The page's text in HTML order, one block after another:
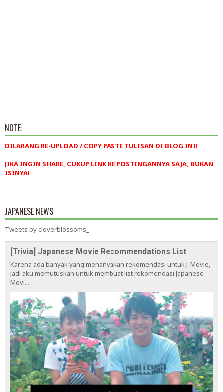
NOTE:
DILARANG RE-UPLOAD / COPY PASTE TULISAN DI BLOG INI!
JIKA INGIN SHARE, CUKUP LINK KE POSTINGANNYA SAJA, BUKAN
ISINYA!
JAPANESE NEWS
Tweets by cloverblossoms_
[Trivia] Japanese Movie Recommendations List
Karena ada banyak yang menanyakan rekomendasi untuk J-Movie,
jadi aku memutuskan untuk membuat list rekomendasi Japanese
Movi...